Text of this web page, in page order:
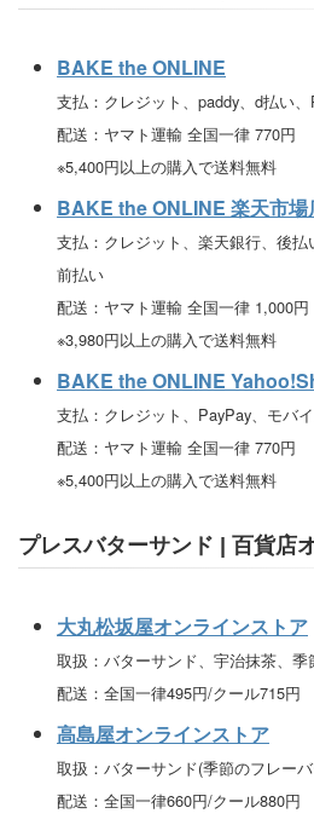
BAKE the ONLINE
支払：クレジット、paddy、d払い
配送：ヤマト運輸 全国一律 770円
※5,400円以上の購入で送料無料
BAKE the ONLINE 楽天市場
支払：クレジット、楽天銀行、後
前払い
配送：ヤマト運輸 全国一律 1,000円
※3,980円以上の購入で送料無料
BAKE the ONLINE
支払：クレジット、PayPay、モバ
配送：ヤマト運輸 全国一律 770円
※5,400円以上の購入で送料無料
プレスバターサンド | 百貨店
大丸松坂屋オンラインストア
取扱：バターサンド、宇治抹茶、季
配送：全国一律495円/クール715円
高島屋オンラインストア
取扱：バターサンド(季節のフレー
配送：全国一律660円/クール880円